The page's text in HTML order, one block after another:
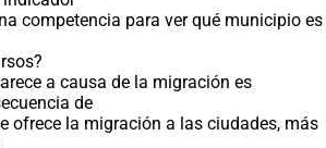
competencia para ver qué municipio es
a causa de la migración es
de
ofrece la migración a las ciudades, más